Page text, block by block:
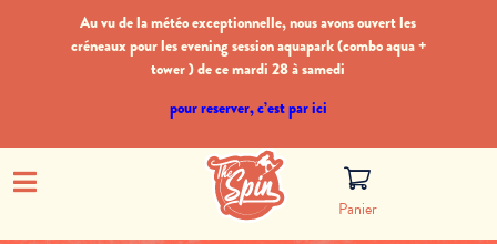
Au vu de la météo exceptionnelle, nous avons ouvert les
créneaux pour les evening session aquapark (combo aqua +
tower ) de ce mardi 28 à samedi
pour reserver, c’est par ici
Panier